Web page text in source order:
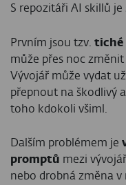
S repozitáři AI skillů
Prvním jsou tzv. tiché
může přes noc
Vývojář může vydat
přepnout na škodlivý
toho kdokoli všiml.
Dalším problémem je
promptů mezi
nebo drobná změna